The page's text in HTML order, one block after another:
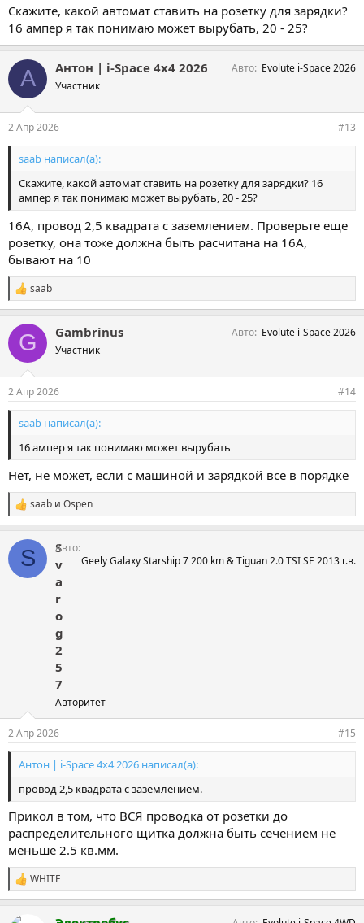
Скажите, какой автомат ставить на розетку для зарядки?
16 ампер я так понимаю может вырубать, 20 - 25?
А Антон | i-Space 4x4 2026
Участник
Авто Evolute i-Space 2026
2 Апр 2026 #13
saab написал(а):
Скажите, какой автомат ставить на розетку для зарядки? 16
ампер я так понимаю может вырубать, 20 - 25?
16А, провод 2,5 квадрата с заземлением. Проверьте еще
розетку, она тоже должна быть расчитана на 16А,
бывают на 10
С
и
п
т
saab
G Gambrinus
Участник
Авто Evolute i-Space 2026
2 Апр 2026 #14
saab написал(а):
16 ампер я так понимаю может вырубать
Нет, не может, если с машиной и зарядкой все в порядке
С
и
п
т
saab и Ospen
S
S
v
a
r
o
g
2
5
7
Авторитет
Авто
Geely Galaxy Starship 7 200 km & Tiguan 2.0 TSI SE 2013 г.в.
2 Апр 2026 #15
Антон | i-Space 4x4 2026 написал(а):
провод 2,5 квадрата с заземлением.
Прикол в том, что ВСЯ проводка от розетки до
распределительного щитка должна быть сечением не
меньше 2.5 кв.мм.
С
и
WHITE